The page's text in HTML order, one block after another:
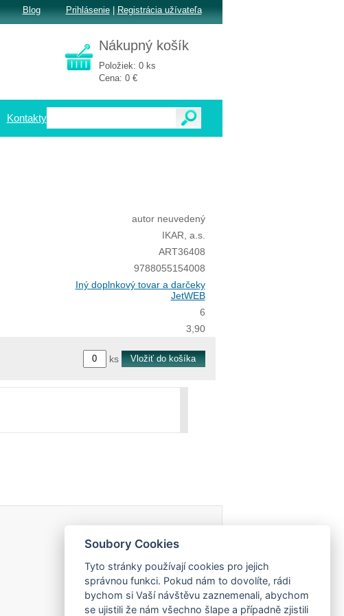
Kontakty
autor neuvedený
IKAR, a.s.
ART36408
9788055154008
Iný doplnkový tovar a darčeky
JetWEB
6
3,90
ks
Blog
Nákupný košík
Položiek: 0 ks
Cena: 0 €
Prihlásenie| Registrácia užívateľa
Soubory Cookies
Tyto stránky používají cookies pro jejich
správnou funkci. Pokud nám to dovolíte, rádi
bychom si Vaší návštěvu zaznemenali, abychom
se ujistili že nám všechno šlape a případně zjistili